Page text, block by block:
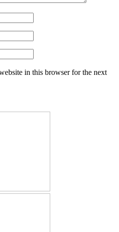
in this browser for the next